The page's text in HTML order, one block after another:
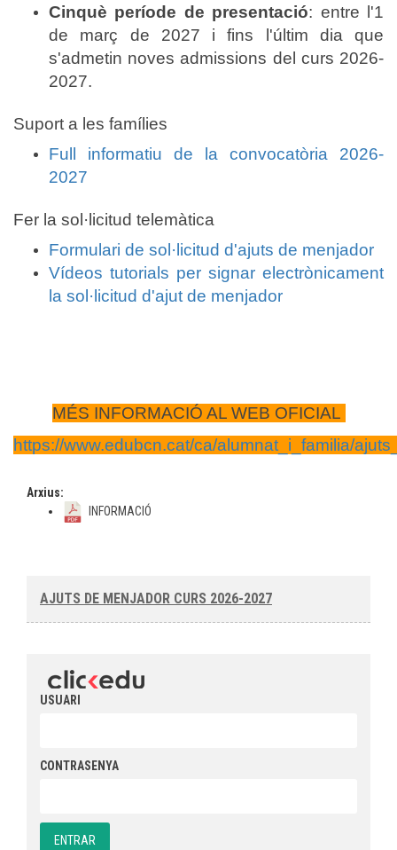
Cinquè període de presentació: entre l'1
de març de 2027 i fins l'últim dia que
s'admetin noves admissions del curs 2026-
2027.
Suport a les famílies
Full informatiu de la convocatòria 2026-
2027
Fer la sol·licitud telemàtica
Formulari de sol·licitud d'ajuts de menjador
Vídeos tutorials per signar electrònicament
la sol·licitud d'ajut de menjador
MÉS INFORMACIÓ AL WEB OFICIAL
https://www.edubcn.cat/ca/alumnat_i_familia/
Arxius:
INFORMACIÓ
AJUTS DE MENJADOR CURS 2026-2027
USUARI
CONTRASENYA